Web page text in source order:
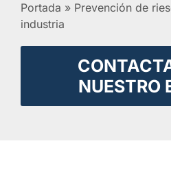
Portada » Prevención de
industria
NUESTRO